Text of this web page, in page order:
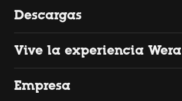
Descargas
Vive la experiencia Wera
Empresa